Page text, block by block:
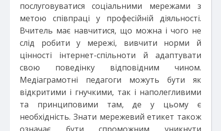
послуговуватися соціальними мережами з
метою співпраці у професійній діяльності.
Вчитель має навчитися, що можна і чого не
слід робити у мережі, вивчити норми й
цінності інтернет-спільноти й адаптувати
свою поведінку відповідним чином.
Медіаграмотні педагоги можуть бути як
відкритими і гнучкими, так і наполегливими
та принциповими там, де у цьому є
необхідність. Знати мережевий етикет також